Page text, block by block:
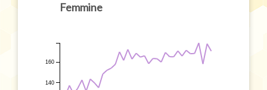
Femmine
140
160